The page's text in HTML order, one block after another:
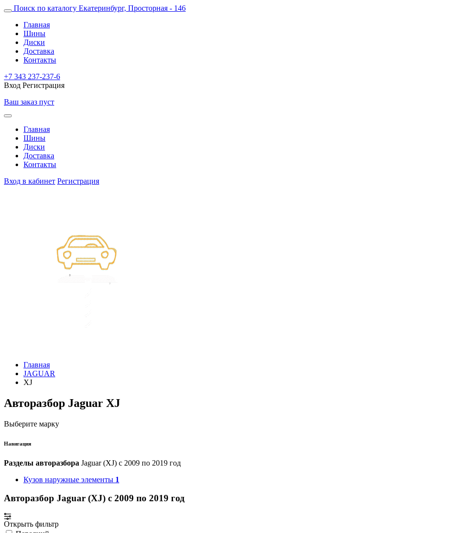
Поиск по каталогу Екатеринбург, Просторная - 146
Главная
Шины
Диски
Доставка
Контакты
+7 343 237-237-6
Вход Регистрация
Ваш заказ пуст
Главная
Шины
Диски
Доставка
Контакты
Вход в кабинет Регистрация
Главная
JAGUAR
XJ
Авторазбор Jaguar XJ
Выберите марку
Навигация
Разделы авторазбора Jaguar (XJ) с 2009 по 2019 год
Кузов наружные элементы 1
Авторазбор Jaguar (XJ) с 2009 по 2019 год
Открыть фильтр